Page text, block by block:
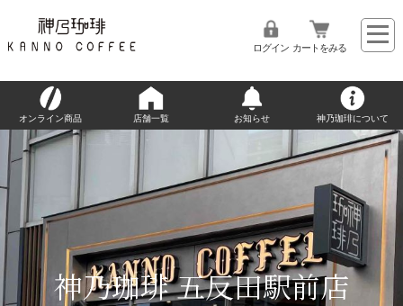
ログイン カートをみる
オンライン商品 店舗一覧 お知らせ 神乃珈琲について
神乃珈琲 五反田駅前店